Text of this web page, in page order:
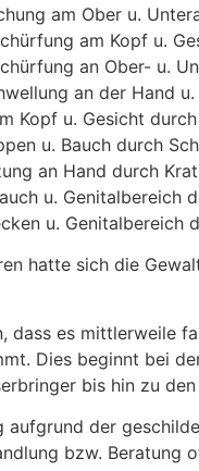
am Ober u.
am Kopf u.
an Ober- u.
an der Hand
Kopf u. Gesicht
u. Bauch durch
an Hand durch
u. Genitalbereich
u. Genitalbereich
hatte sich die
dass es mittlerweile
Dies beginnt bei
bis hin zu
aufgrund der
bzw. Beratung